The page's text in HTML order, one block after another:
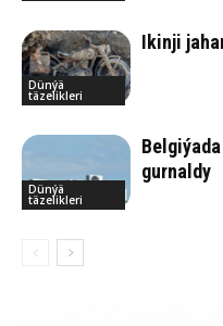
Dünýä
täzelikleri
Ikinji
Dünýä
täzelikleri
gurnaldy